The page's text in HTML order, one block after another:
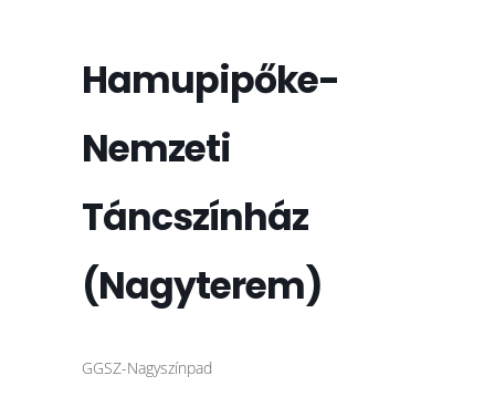
Hamupipőke-
Nemzeti
Táncszínház
(Nagyterem)
GGSZ-Nagyszínpad